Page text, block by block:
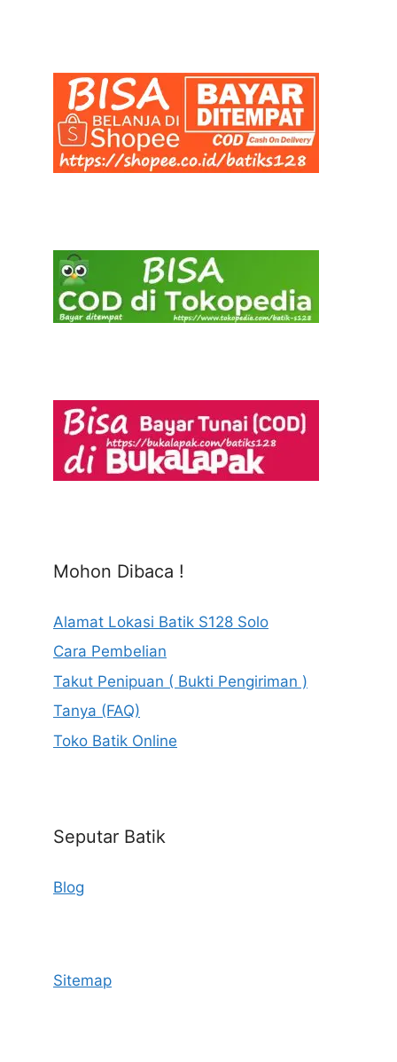
Mohon Dibaca !
Alamat Lokasi Batik S128 Solo
Cara Pembelian
Takut Penipuan ( Bukti Pengiriman )
Tanya (FAQ)
Toko Batik Online
Seputar Batik
Blog
Sitemap